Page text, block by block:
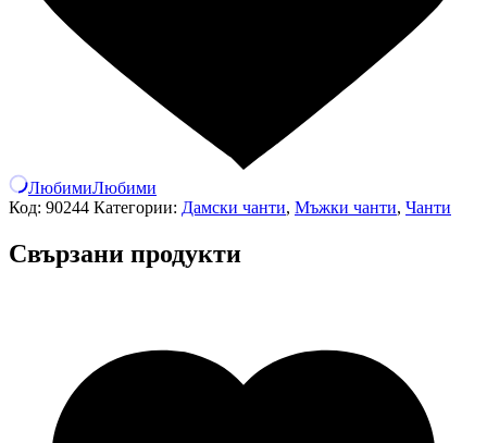
ЛюбимиЛюбими
Код: 90244 Категории: Дамски чанти, Мъжки чанти, Чанти
Свързани продукти